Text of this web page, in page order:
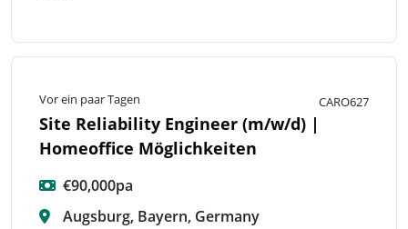
Vor ein paar Tagen CARO627
Site Reliability Engineer (m/w/d) |
Homeoffice Möglichkeiten
€90,000pa
Augsburg, Bayern, Germany